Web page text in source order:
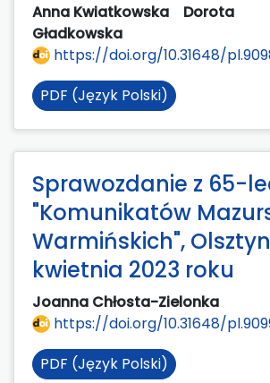
Anna Kwiatkowska
Dorota
Gładkowska
https://doi.org/10.31648/
PDF (Język Polski)
Sprawozdanie z 65-
"Komunikatów
Warmińskich",
kwietnia 2023 roku
Joanna Chłosta-Zielonka
https://doi.org/10.31648/
PDF (Język Polski)